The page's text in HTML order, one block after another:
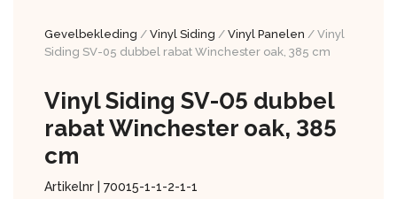
Gevelbekleding / Vinyl Siding / Vinyl Panelen / Vinyl
Siding SV-05 dubbel rabat Winchester oak, 385 cm
Vinyl Siding SV-05 dubbel
rabat Winchester oak, 385
cm
Artikelnr | 70015-1-1-2-1-1